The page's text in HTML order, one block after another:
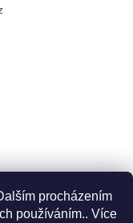
procházením
používáním.. Více